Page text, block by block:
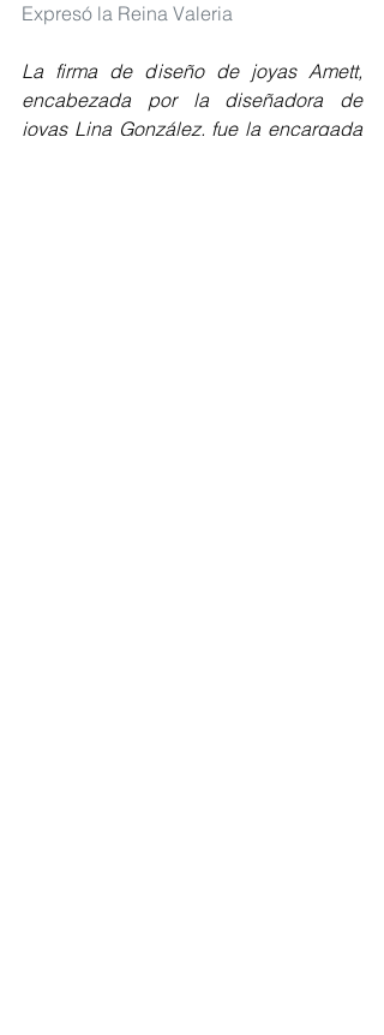
Expresó la Reina Valeria
La firma de diseño de joyas Amett,
encabezada por la diseñadora de
joyas Lina González, fue la encargada